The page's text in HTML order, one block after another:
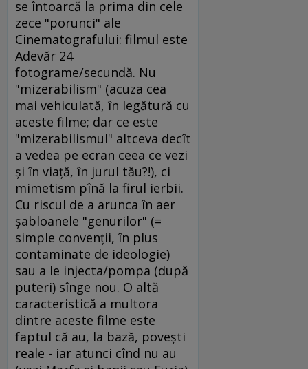
se întoarcă la prima din cele
zece "porunci" ale
Cinematografului: filmul este
Adevăr 24
fotograme/secundă. Nu
"mizerabilism" (acuza cea
mai vehiculată, în legătură cu
aceste filme; dar ce este
"mizerabilismul" altceva decît
a vedea pe ecran ceea ce vezi
şi în viaţă, în jurul tău?!), ci
mimetism pînă la firul ierbii.
Cu riscul de a arunca în aer
şabloanele "genurilor" (=
simple convenţii, în plus
contaminate de ideologie)
sau a le injecta/pompa (după
puteri) sînge nou. O altă
caracteristică a multora
dintre aceste filme este
faptul că au, la bază, poveşti
reale - iar atunci cînd nu au